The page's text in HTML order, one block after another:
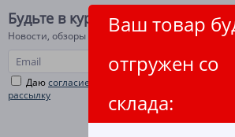
Ваш товар
отгружен со
склада:
Будьте в курсе!
Новости, обзоры и акции
Даюсогласие на рекламную и
рассылку